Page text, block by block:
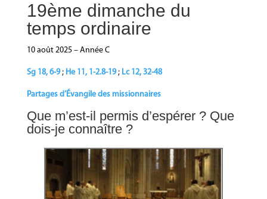
19ème dimanche du
temps ordinaire
10 août 2025 – Année C
Sg 18, 6-9; He 11, 1-2.8-19; Lc 12, 32-48
Partages d’Évangile des missionnaires
Que m’est-il permis d’espérer ? Que
dois-je connaître ?